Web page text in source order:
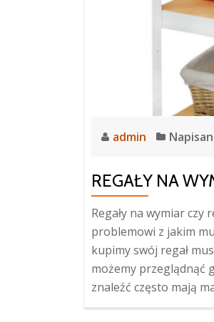
admin
REGAŁY NA
Regały na wymiar czy
problemowi z jakim
kupimy swój regał
możemy przeglądnąć
znaleźć często mają